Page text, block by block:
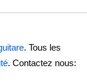
. Tous les
. Contactez nous: